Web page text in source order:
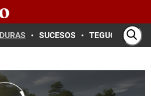
SUCESOS TEGUCIGALPA